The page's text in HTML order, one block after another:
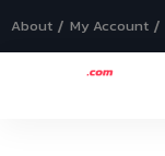
About My Account